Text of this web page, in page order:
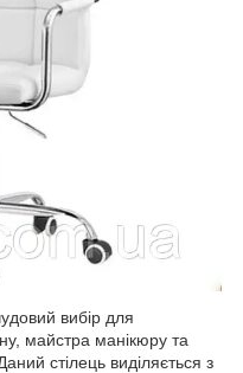
вибір для
майстра манікюру та
стілець виділяється з